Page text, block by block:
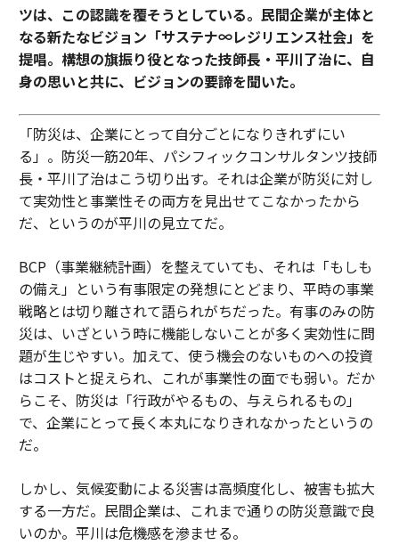
ツは、この認識を覆そうとしている。民間企業が主体と
なる新たなビジョン「サステナ∞レジリエンス社会」を
提唱。構想の旗振り役となった技師長・平川了治に、自
身の思いと共に、ビジョンの要諦を聞いた。
「防災は、企業にとって自分ごとになりきれずにい
る」。防災一筋20年、パシフィックコンサルタンツ技師
長・平川了治はこう切り出す。それは企業が防災に対し
て実効性と事業性その両方を見出せてこなかったから
だ、というのが平川の見立てだ。
BCP（事業継続計画）を整えていても、それは「もしも
の備え」という有事限定の発想にとどまり、平時の事業
戦略とは切り離されて語られがちだった。有事のみの防
災は、いざという時に機能しないことが多く実効性に問
題が生じやすい。加えて、使う機会のないものへの投資
はコストと捉えられ、これが事業性の面でも弱い。だか
らこそ、防災は「行政がやるもの、与えられるもの」
で、企業にとって長く本丸になりきれなかったというの
だ。
しかし、気候変動による災害は高頻度化し、被害も拡大
する一方だ。民間企業は、これまで通りの防災意識で良
いのか。平川は危機感を滲ませる。